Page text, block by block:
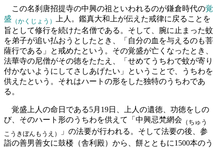
この名刹唐招提寺の中興の祖といわれるのが鎌倉時代の覚
盛 （かくじょう）
上人。鑑真大和上が伝えた戒律に戻ることを
旨として修行を続けた名僧である。そして、腕に止まった蚊
を弟子が追い払おうとしたとき、「自分の血を与えるのも菩
薩行である」と戒めたという。その覚盛が亡くなったとき、
法華寺の尼僧がその徳をたたえ、「せめてうちわで蚊が寄り
付かないようにしてさしあげたい」ということで、うちわを
供えたという。それはハートの形をした独特のうちわであ
る。
覚盛上人の命日である5月19日、上人の遺徳、功徳をしの
び、そのハート形のうちわを供えて「中興忌梵網会 （ちゅう
こうきぼんもうえ）
」の法要が行われる。そして法要の後、参
詣の善男善女に鼓楼（舎利殿）から、餅とともに1500本のう